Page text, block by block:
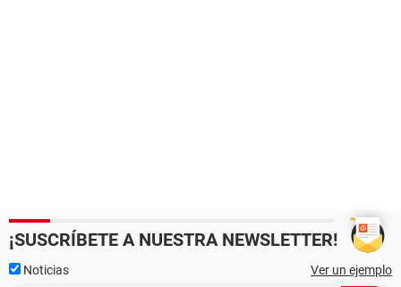
¡SUSCRÍBETE A NUESTRA NEWSLETTER!
Noticias Ver un ejemplo